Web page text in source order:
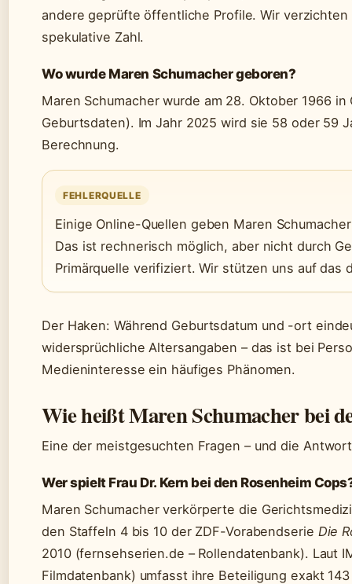
andere geprüfte öffentliche Profile. Wir
spekulative Zahl.
Wo wurde Maren Schumacher geboren?
Maren Schumacher wurde am 28. Oktober 1966 in
Geburtsdaten). Im Jahr 2025 wird sie 58 oder 59
Berechnung.
FEHLERQUELLE
Einige Online-Quellen geben Maren
Das ist rechnerisch möglich, aber nicht durch
Primärquelle verifiziert. Wir stützen uns auf das
Der Haken: Während Geburtsdatum und -ort
widersprüchliche Altersangaben – das ist bei
Medieninteresse ein häufiges Phänomen.
Wie heißt Maren Schumacher bei
Eine der meistgesuchten Fragen – und die
Wer spielt Frau Dr. Kern bei den Rosenheim
Maren Schumacher verkörperte die
den Staffeln 4 bis 10 der ZDF-Vorabendserie Die
2010 (fernsehserien.de – Rollendatenbank). Laut
Filmdatenbank) umfasst ihre Beteiligung exakt